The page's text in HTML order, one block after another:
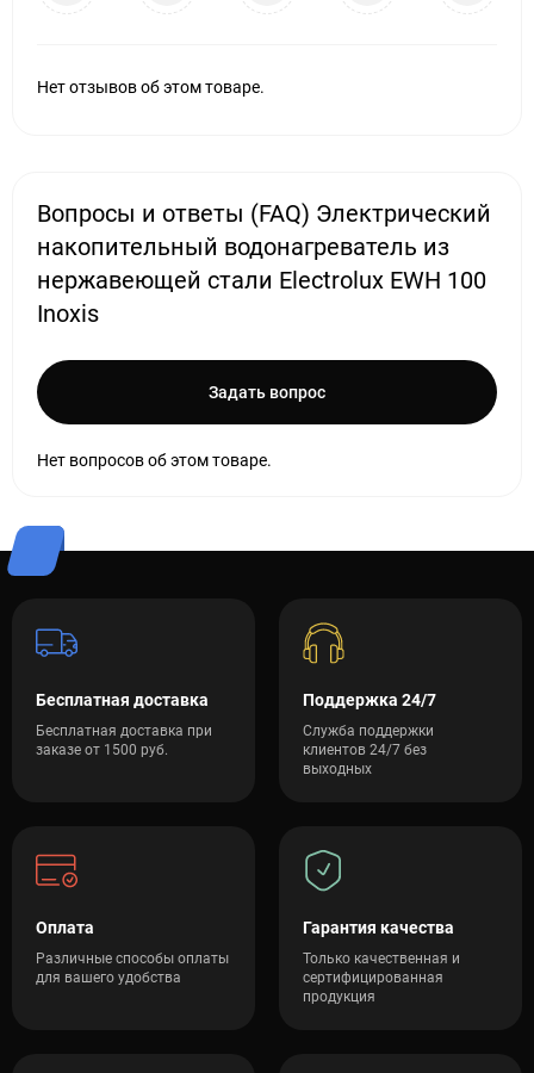
Нет отзывов об этом товаре.
Вопросы и ответы (FAQ) Электрический
накопительный водонагреватель из
нержавеющей стали Electrolux EWH 100
Inoxis
Задать вопрос
Нет вопросов об этом товаре.
Бесплатная доставка
Бесплатная доставка при
заказе от 1500 руб.
Поддержка 24/7
Служба поддержки
клиентов 24/7 без
выходных
Оплата
Различные способы оплаты
для вашего удобства
Гарантия качества
Только качественная и
сертифицированная
продукция